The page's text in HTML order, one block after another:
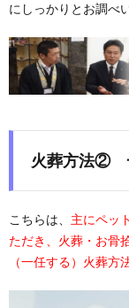
にしっかりとお調べ
火葬方法②
こちらは、 主にペッ
ただき、火葬・お骨
（一任する）火葬方